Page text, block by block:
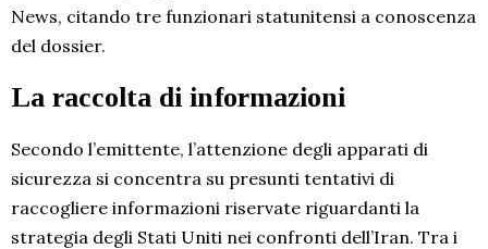
News, citando tre funzionari statunitensi a conoscenza
del dossier.
La raccolta di informazioni
Secondo l’emittente, l’attenzione degli apparati di
sicurezza si concentra su presunti tentativi di
raccogliere informazioni riservate riguardanti la
strategia degli Stati Uniti nei confronti dell’Iran. Tra i